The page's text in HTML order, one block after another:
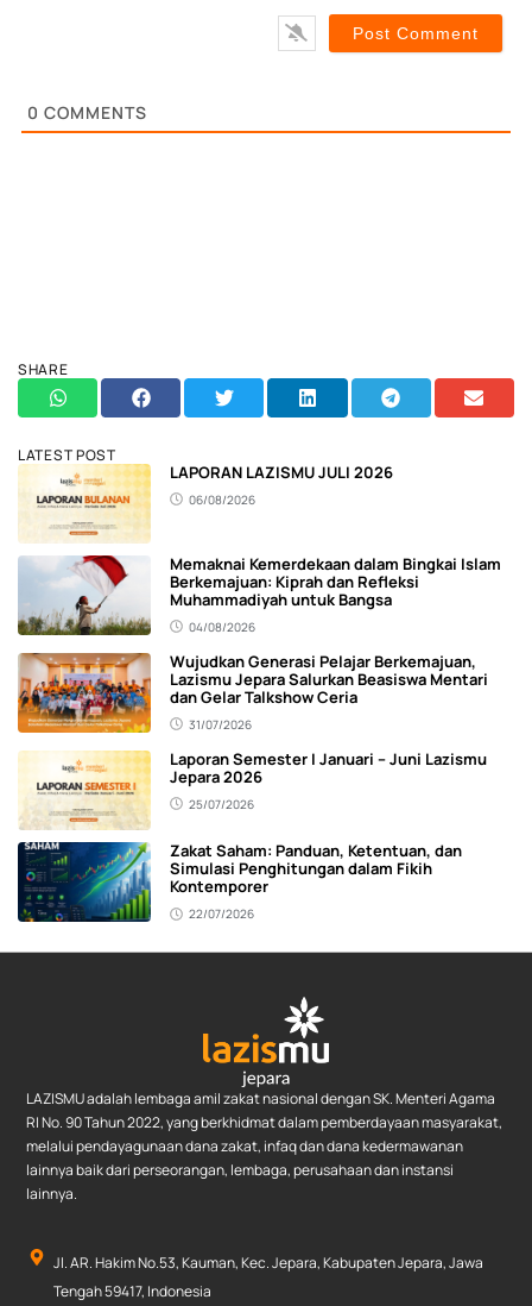
0 COMMENTS
SHARE
LATEST POST
LAPORAN LAZISMU JULI 2026
06/08/2026
Memaknai Kemerdekaan dalam Bingkai Islam
Berkemajuan: Kiprah dan Refleksi
Muhammadiyah untuk Bangsa
04/08/2026
Wujudkan Generasi Pelajar Berkemajuan,
Lazismu Jepara Salurkan Beasiswa Mentari
dan Gelar Talkshow Ceria
31/07/2026
Laporan Semester I Januari – Juni Lazismu
Jepara 2026
25/07/2026
Zakat Saham: Panduan, Ketentuan, dan
Simulasi Penghitungan dalam Fikih
Kontemporer
22/07/2026
LAZISMU adalah lembaga amil zakat nasional dengan SK. Menteri Agama
RI No. 90 Tahun 2022, yang berkhidmat dalam pemberdayaan masyarakat,
melalui pendayagunaan dana zakat, infaq dan dana kedermawanan
lainnya baik dari perseorangan, lembaga, perusahaan dan instansi
lainnya.
Jl. AR. Hakim No.53, Kauman, Kec. Jepara, Kabupaten Jepara, Jawa
Tengah 59417, Indonesia